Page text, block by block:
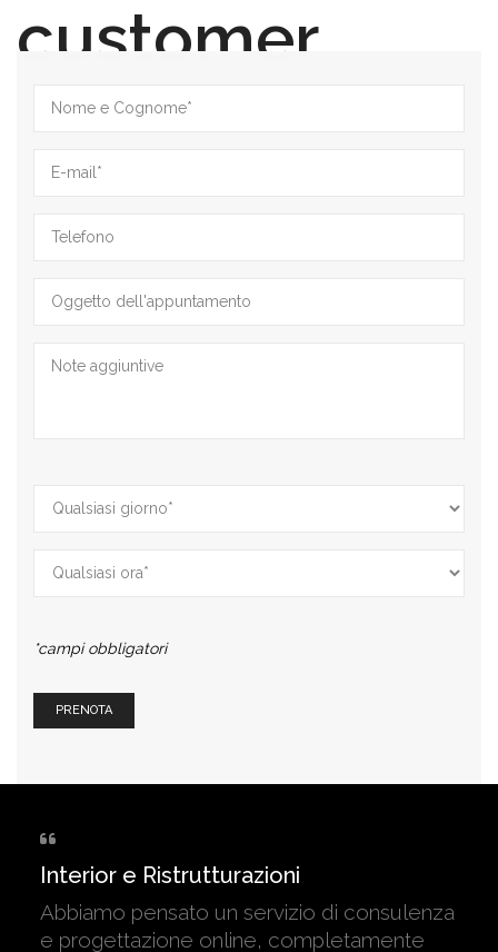
customer
*campi obbligatori
Interior e Ristrutturazioni
Abbiamo pensato un servizio di consulenza
e progettazione online, completamente